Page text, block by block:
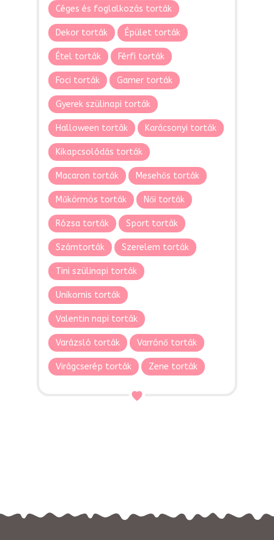
Céges és foglalkozás torták
Dekor torták Épület torták
Étel torták Férfi torták
Foci torták Gamer torták
Gyerek szülinapi torták
Halloween torták Karácsonyi torták
Kikapcsolódás torták
Macaron torták Mesehős torták
Műkörmös torták Női torták
Rózsa torták Sport torták
Számtorták Szerelem torták
Tini szülinapi torták
Unikornis torták
Valentin napi torták
Varázsló torták Varrónő torták
Virágcserép torták Zene torták